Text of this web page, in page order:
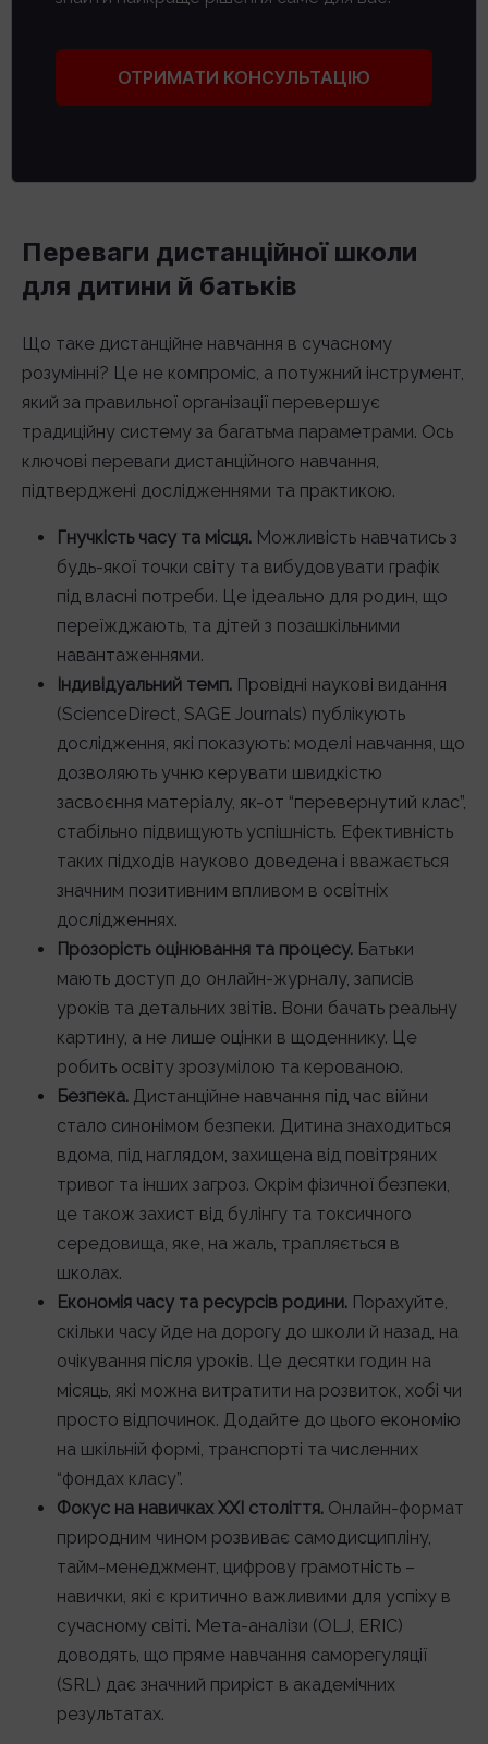
ОТРИМАТИ КОНСУЛЬТАЦІЮ
Переваги дистанційної школи
для дитини й батьків
Що таке дистанційне навчання в сучасному
розумінні? Це не компроміс, а потужний інструмент,
який за правильної організації перевершує
традиційну систему за багатьма параметрами. Ось
ключові переваги дистанційного навчання,
підтверджені дослідженнями та практикою.
Гнучкість часу та місця. Можливість навчатись з
будь-якої точки світу та вибудовувати графік
під власні потреби. Це ідеально для родин, що
переїжджають, та дітей з позашкільними
навантаженнями.
Індивідуальний темп. Провідні наукові видання
(ScienceDirect, SAGE Journals) публікують
дослідження, які показують: моделі навчання, що
дозволяють учню керувати швидкістю
засвоєння матеріалу, як-от “перевернутий клас”,
стабільно підвищують успішність. Ефективність
таких підходів науково доведена і вважається
значним позитивним впливом в освітніх
дослідженнях.
Прозорість оцінювання та процесу. Батьки
мають доступ до онлайн-журналу, записів
уроків та детальних звітів. Вони бачать реальну
картину, а не лише оцінки в щоденнику. Це
робить освіту зрозумілою та керованою.
Безпека. Дистанційне навчання під час війни
стало синонімом безпеки. Дитина знаходиться
вдома, під наглядом, захищена від повітряних
тривог та інших загроз. Окрім фізичної безпеки,
це також захист від булінгу та токсичного
середовища, яке, на жаль, трапляється в
школах.
Економія часу та ресурсів родини. Порахуйте,
скільки часу йде на дорогу до школи й назад, на
очікування після уроків. Це десятки годин на
місяць, які можна витратити на розвиток, хобі чи
просто відпочинок. Додайте до цього економію
на шкільній формі, транспорті та численних
“фондах класу”.
Фокус на навичках XXI століття. Онлайн-формат
природним чином розвиває самодисципліну,
тайм-менеджмент, цифрову грамотність –
навички, які є критично важливими для успіху в
сучасному світі. Мета-аналізи (OLJ, ERIC)
доводять, що пряме навчання саморегуляції
(SRL) дає значний приріст в академічних
результатах.